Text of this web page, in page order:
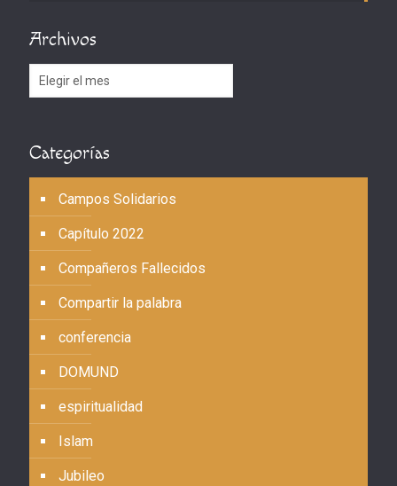
Archivos
Archivos
Categorías
Campos Solidarios
Capítulo 2022
Compañeros Fallecidos
Compartir la palabra
conferencia
DOMUND
espiritualidad
Islam
Jubileo